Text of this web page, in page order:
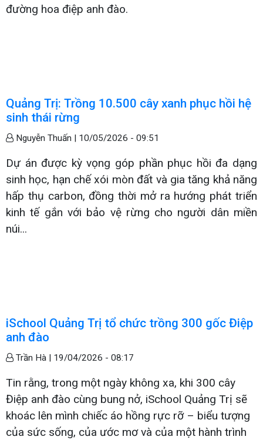
đường hoa điệp anh đào.
Quảng Trị: Trồng 10.500 cây xanh phục hồi hệ
sinh thái rừng
Nguyễn Thuấn | 10/05/2026 - 09:51
Dự án được kỳ vọng góp phần phục hồi đa dạng
sinh học, hạn chế xói mòn đất và gia tăng khả năng
hấp thụ carbon, đồng thời mở ra hướng phát triển
kinh tế gắn với bảo vệ rừng cho người dân miền
núi...
iSchool Quảng Trị tổ chức trồng 300 gốc Điệp
anh đào
Trần Hà | 19/04/2026 - 08:17
Tin rằng, trong một ngày không xa, khi 300 cây
Điệp anh đào cùng bung nở, iSchool Quảng Trị sẽ
khoác lên mình chiếc áo hồng rực rỡ – biểu tượng
của sức sống, của ước mơ và của một hành trình